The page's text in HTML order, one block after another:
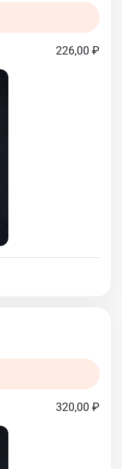
226,00 ₽
320,00 ₽